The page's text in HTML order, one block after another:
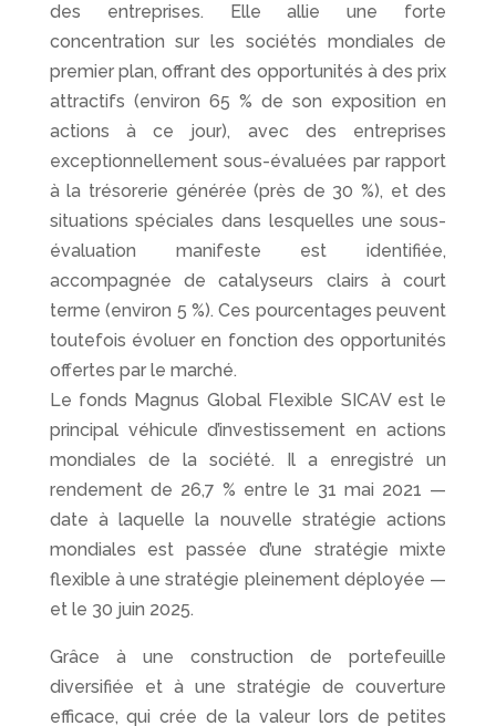
des entreprises. Elle allie une forte
concentration sur les sociétés mondiales de
premier plan, offrant des opportunités à des prix
attractifs (environ 65 % de son exposition en
actions à ce jour), avec des entreprises
exceptionnellement sous-évaluées par rapport
à la trésorerie générée (près de 30 %), et des
situations spéciales dans lesquelles une sous-
évaluation manifeste est identifiée,
accompagnée de catalyseurs clairs à court
terme (environ 5 %). Ces pourcentages peuvent
toutefois évoluer en fonction des opportunités
offertes par le marché.
Le fonds Magnus Global Flexible SICAV est le
principal véhicule d’investissement en actions
mondiales de la société. Il a enregistré un
rendement de 26,7 % entre le 31 mai 2021 —
date à laquelle la nouvelle stratégie actions
mondiales est passée d’une stratégie mixte
flexible à une stratégie pleinement déployée —
et le 30 juin 2025.
Grâce à une construction de portefeuille
diversifiée et à une stratégie de couverture
efficace, qui crée de la valeur lors de petites